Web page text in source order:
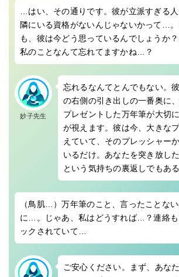
…はい、その通りです。彼が立派すぎる人
隣にいる資格がないんじゃないかって…
も、彼は今どう思っているんでしょうか？
私のことなんて忘れてますかね…？
妙子先生
忘れるなんてとんでもない。
の右側の引き出しの一番奥に
プレゼントした万年筆が大切
が視えます。彼は今、大きな
えていて、そのプレッシャー
いるだけ。あなたを突き放し
という気持ちの裏返しでもあ
（鳥肌…）万年筆のこと、言ったことな
に…。じゃあ、私はどうすれば…？連絡も
ックされていて…
ご安心ください。まず、あな